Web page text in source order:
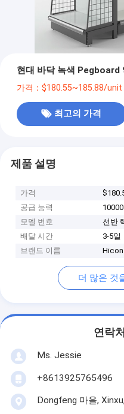
현대 바닥 녹색 Pegboard
가격：$180.55~185.88/unit
최고의 가격
제품 설명
가격
공급 능력
모델 번호
선반
배달 시간
3-5일
브랜드 이름
Hicon
더 많은 것
연락
Ms. Jessie
+8613925765496
Dongfeng 마을,